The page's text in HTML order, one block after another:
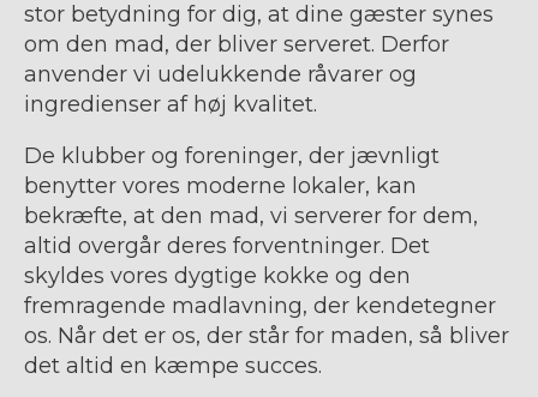
stor betydning for dig, at dine gæster synes
om den mad, der bliver serveret. Derfor
anvender vi udelukkende råvarer og
ingredienser af høj kvalitet.
De klubber og foreninger, der jævnligt
benytter vores moderne lokaler, kan
bekræfte, at den mad, vi serverer for dem,
altid overgår deres forventninger. Det
skyldes vores dygtige kokke og den
fremragende madlavning, der kendetegner
os. Når det er os, der står for maden, så bliver
det altid en kæmpe succes.